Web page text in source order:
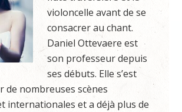
violoncelle avant de se
consacrer au chant.
Daniel Ottevaere est
son professeur depuis
ses débuts. Elle s’est
de nombreuses scènes
internationales et a déjà plus de